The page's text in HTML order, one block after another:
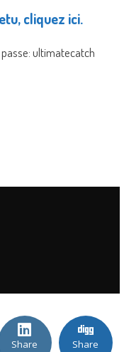
cliquez ici.
ultimatecatch
Share Share